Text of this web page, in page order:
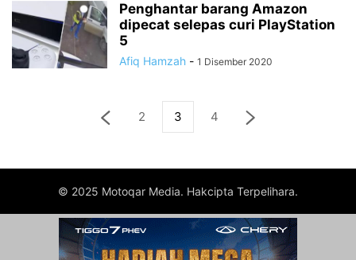
Penghantar barang Amazon
dipecat selepas curi PlayStation
5
Afiq Hamzah - 1 Disember 2020
2 3 4
© 2025 Motoqar Media. Hakcipta Terpelihara.